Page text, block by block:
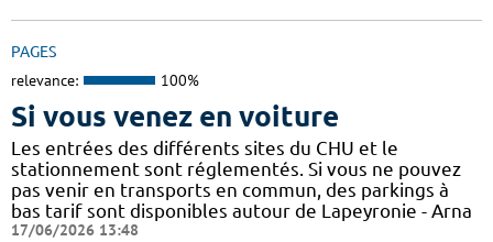
PAGES
relevance: 100%
Si vous venez en voiture
Les entrées des différents sites du CHU et le
stationnement sont réglementés. Si vous ne pouvez
pas venir en transports en commun, des parkings à
bas tarif sont disponibles autour de Lapeyronie - Arna
17/06/2026 13:48